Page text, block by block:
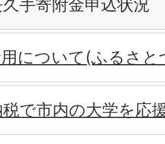
手寄附金申込状況
について(ふるさと
で市内の大学を応